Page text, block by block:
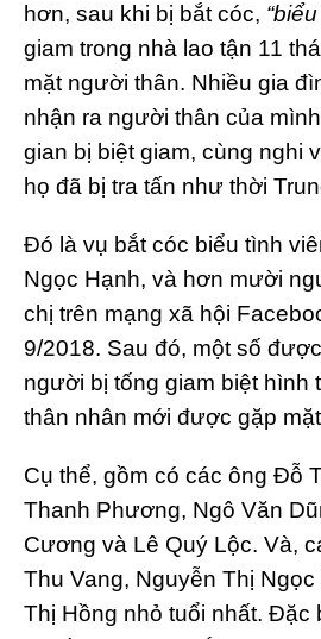
hơn, sau khi bị bắt cóc,
giam trong nhà lao tận 11
mặt người thân. Nhiều gia
nhận ra người thân của
gian bị biệt giam, cùng nghi
họ đã bị tra tấn như thời
Đó là vụ bắt cóc biểu tình
Ngọc Hạnh, và hơn mười
chị trên mạng xã hội
9/2018. Sau đó, một số
người bị tống giam biệt hình
thân nhân mới được gặp
Cụ thể, gồm có các ông Đỗ
Thanh Phương, Ngô Văn
Cương và Lê Quý Lộc. Và,
Thu Vang, Nguyễn Thị
Thị Hồng nhỏ tuổi nhất. Đặc